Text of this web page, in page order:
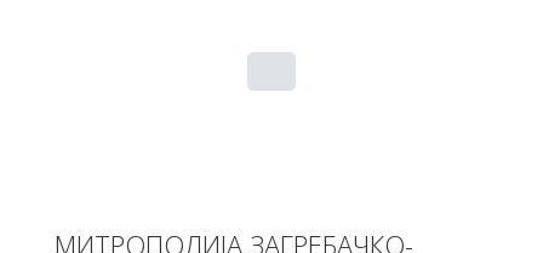
МИТРОПОЛИЈА ЗАГРЕБАЧКО-